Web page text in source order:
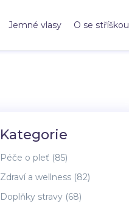
Jemné vlasy O se stříškou
Kategorie
Péče o pleť (85)
Zdraví a wellness (82)
Doplňky stravy (68)